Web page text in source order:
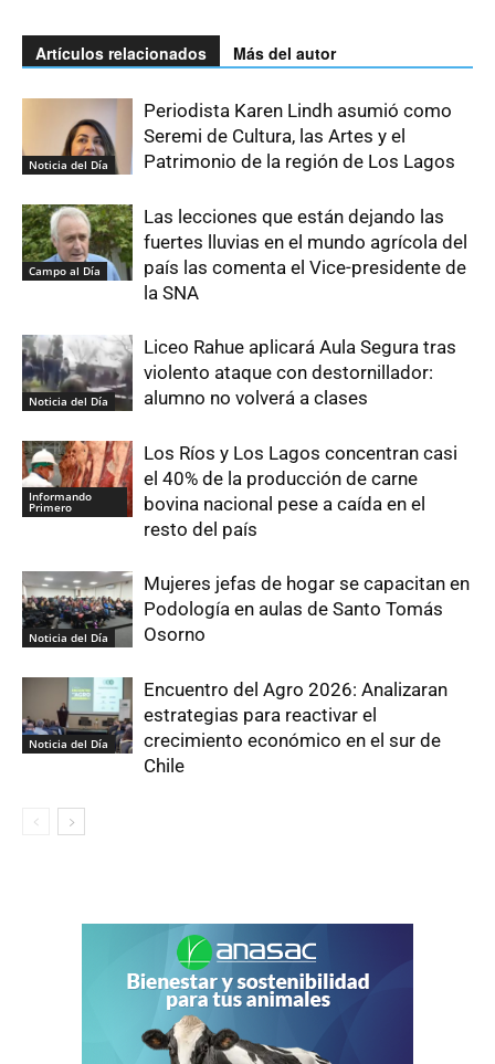
Artículos relacionados Más del autor
Noticia del Día
Periodista Karen Lindh asumió como
Seremi de Cultura, las Artes y el
Patrimonio de la región de Los Lagos
Campo al Día
Las lecciones que están dejando las
fuertes lluvias en el mundo agrícola del
país las comenta el Vice-presidente de
la SNA
Noticia del Día
Liceo Rahue aplicará Aula Segura tras
violento ataque con destornillador:
alumno no volverá a clases
Informando
Primero
Los Ríos y Los Lagos concentran casi
el 40% de la producción de carne
bovina nacional pese a caída en el
resto del país
Noticia del Día
Mujeres jefas de hogar se capacitan en
Podología en aulas de Santo Tomás
Osorno
Noticia del Día
Encuentro del Agro 2026: Analizaran
estrategias para reactivar el
crecimiento económico en el sur de
Chile